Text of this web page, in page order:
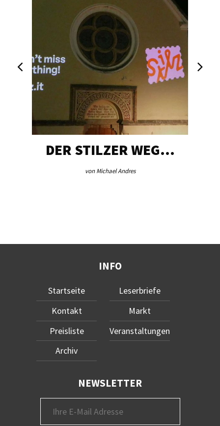
DER STILZER WEG…
von Michael Andres
INFO
Startseite
Kontakt
Preisliste
Archiv
Leserbriefe
Markt
Veranstaltungen
NEWSLETTER